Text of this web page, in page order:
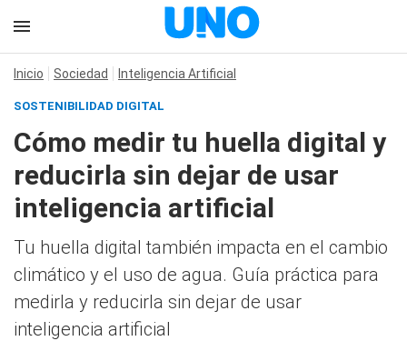
Inicio Sociedad Inteligencia Artificial
SOSTENIBILIDAD DIGITAL
Cómo medir tu huella digital y
reducirla sin dejar de usar
inteligencia artificial
Tu huella digital también impacta en el cambio
climático y el uso de agua. Guía práctica para
medirla y reducirla sin dejar de usar
inteligencia artificial